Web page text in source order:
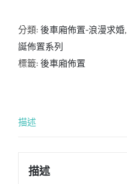
分類: 後車廂佈置-浪漫求婚,
誕佈置系列
標籤: 後車廂佈置
描述
描述